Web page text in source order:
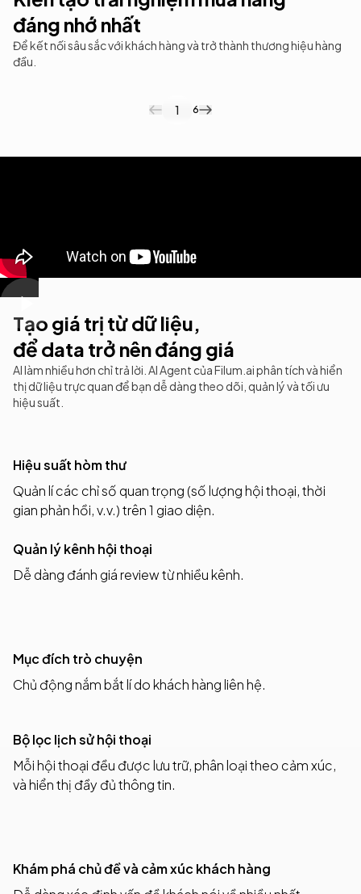
đáng nhớ nhất
Để kết nối sâu sắc với khách hàng và trở thành thương hiệu hàng
đầu.
Mapping hành trình khách toàn diện.
1 6
Tạo giá trị từ dữ liệu,
để data trở nên đáng giá
AI làm nhiều hơn chỉ trả lời. AI Agent của Filum.ai phân tích và hiển
thị dữ liệu trực quan để bạn dễ dàng theo dõi, quản lý và tối ưu
hiệu suất.
Hiệu suất hòm thư
Quản lí các chỉ số quan trọng (số lượng hội thoại, thời
gian phản hồi, v.v.) trên 1 giao diện.
Quản lý kênh hội thoại
Dễ dàng đánh giá review từ nhiều kênh.
Mục đích trò chuyện
Chủ động nắm bắt lí do khách hàng liên hệ.
Bộ lọc lịch sử hội thoại
Mỗi hội thoại đều được lưu trữ, phân loại theo cảm xúc,
và hiển thị đầy đủ thông tin.
Khám phá chủ đề và cảm xúc khách hàng